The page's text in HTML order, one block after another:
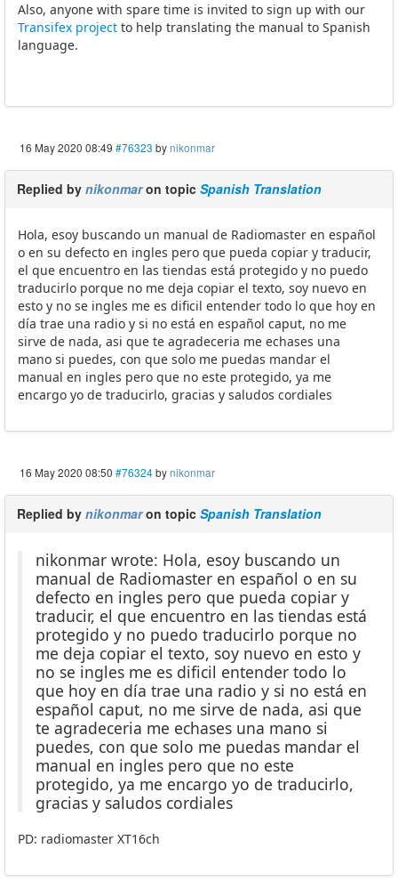
Also, anyone with spare time is invited to sign up with our
Transifex project to help translating the manual to Spanish
language.
16 May 2020 08:49 #76323 bynikonmar
Replied by nikonmaron topic Spanish Translation
Hola, esoy buscando un manual de Radiomaster en español
o en su defecto en ingles pero que pueda copiar y traducir,
el que encuentro en las tiendas está protegido y no puedo
traducirlo porque no me deja copiar el texto, soy nuevo en
esto y no se ingles me es dificil entender todo lo que hoy en
día trae una radio y si no está en español caput, no me
sirve de nada, asi que te agradeceria me echases una
mano si puedes, con que solo me puedas mandar el
manual en ingles pero que no este protegido, ya me
encargo yo de traducirlo, gracias y saludos cordiales
16 May 2020 08:50 #76324bynikonmar
Replied by nikonmaron topic Spanish Translation
nikonmar wrote: Hola, esoy buscando un
manual de Radiomaster en español o en su
defecto en ingles pero que pueda copiar y
traducir, el que encuentro en las tiendas está
protegido y no puedo traducirlo porque no
me deja copiar el texto, soy nuevo en esto y
no se ingles me es dificil entender todo lo
que hoy en día trae una radio y si no está en
español caput, no me sirve de nada, asi que
te agradeceria me echases una mano si
puedes, con que solo me puedas mandar el
manual en ingles pero que no este
protegido, ya me encargo yo de traducirlo,
gracias y saludos cordiales
PD: radiomaster XT16ch